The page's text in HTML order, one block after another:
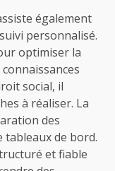
également
personnalisé.
optimiser la
social, il
à réaliser. La
des
tableaux de bord.
et fiable